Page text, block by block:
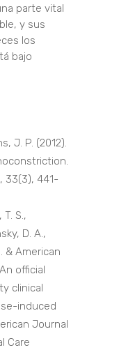
parte vital
y sus
los
bajo
J. P. (2012).
33(3), 441-
S.,
D. A.,
& American
official
clinical
induced
Journal
Care